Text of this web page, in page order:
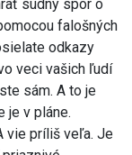
súdny spor o
falošných
odkazy
veci vašich ľudí
sám. A to je
je v pláne.
vie príliš veľa. Je